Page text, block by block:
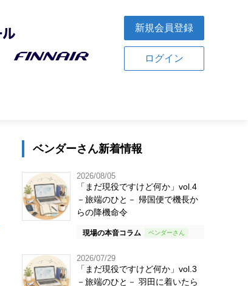
新規会員登録
ログイン
ベンダーさん新着情報
2026/08/05
「まだ現役ですけど何か」vol.4
－旅端のひと－ 帰国便で機長か
らの降機命令
現場の本音コラム
2026/07/29
「まだ現役ですけど何か」vol.3
－旅端のひと－ 羽田に着いたら